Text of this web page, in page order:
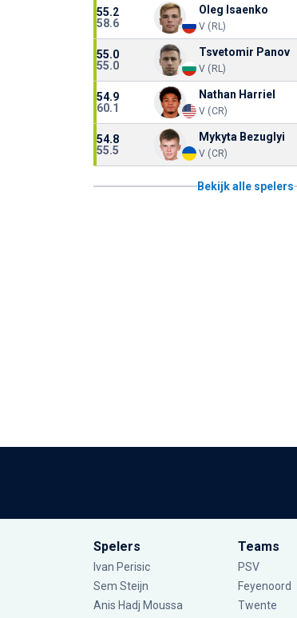
55.2
58.6
Oleg Isaenko
V (RL)
55.0
55.0
Tsvetomir Panov
V (RL)
54.9
60.1
Nathan Harriel
V (CR)
54.8
55.5
Mykyta Bezuglyi
V (CR)
Bekijk alle spelers
Spelers
Ivan Perisic
Sem Steijn
Anis Hadj Moussa
Teams
PSV
Feyenoord
Twente